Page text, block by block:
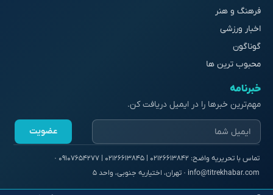
فرهنگ و هنر
اخبار ورزشی
گوناگون
محبوب ترین ها
خبرنامه
مهم‌ترین خبرها را در ایمیل دریافت کن.
عضویت